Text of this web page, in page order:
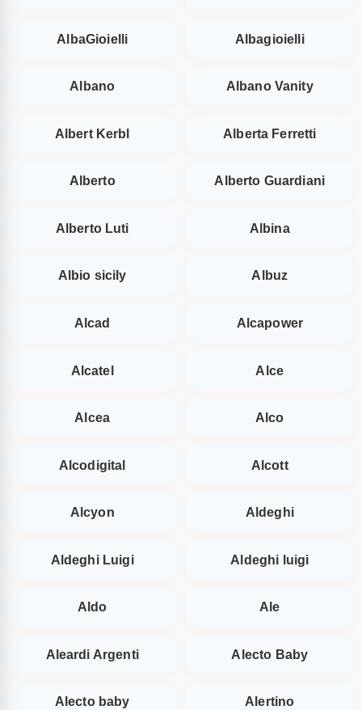
AlbaGioielli Albagioielli
Albano Albano Vanity
Albert Kerbl Alberta Ferretti
Alberto Alberto Guardiani
Alberto Luti Albina
Albio sicily Albuz
Alcad Alcapower
Alcatel Alce
Alcea Alco
Alcodigital Alcott
Alcyon Aldeghi
Aldeghi Luigi Aldeghi luigi
Aldo Ale
Aleardi Argenti Alecto Baby
Alecto baby Alertino